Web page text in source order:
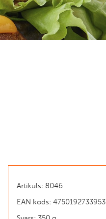
Artikuls: 8046 ​
EAN kods: 4750192733953